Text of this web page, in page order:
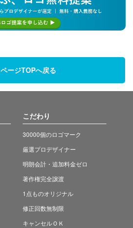
ページTOPへ戻る
こだわり
30000個のロゴマーク
厳選プロデザイナー
明朗会計・追加料金ゼロ
著作権完全譲渡
1点ものオリジナル
修正回数無制限
キャンセルＯＫ